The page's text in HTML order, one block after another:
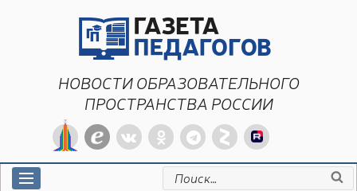
НОВОСТИ ОБРАЗОВАТЕЛЬНОГО
ПРОСТРАНСТВА РОССИИ
Искать: